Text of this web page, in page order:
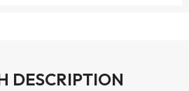
DESCRIPTION